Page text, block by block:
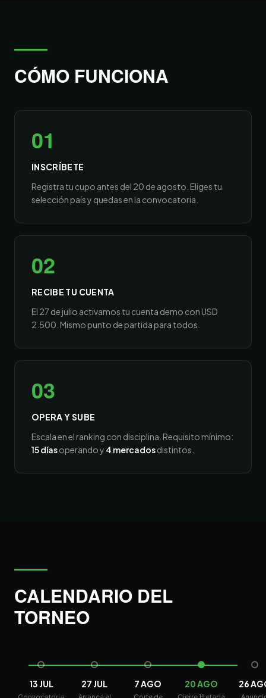
CÓMO FUNCIONA
01
INSCRÍBETE
Registra tu cupo antes del 20 de agosto. Eliges tu
selección país y quedas en la convocatoria.
02
RECIBE TU CUENTA
El 27 de julio activamos tu cuenta demo con USD
2.500. Mismo punto de partida para todos.
03
OPERA Y SUBE
Escala en el ranking con disciplina. Requisito mínimo:
15 díasoperando y 4 mercadosdistintos.
CALENDARIO DEL
TORNEO
13 JUL 27 JUL 7 AGO 20 AGO 26